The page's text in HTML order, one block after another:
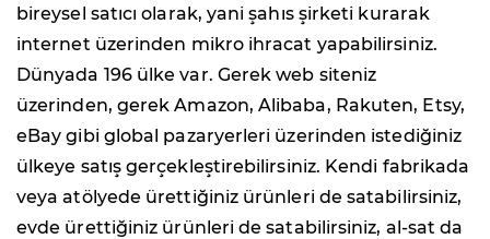
bireysel satıcı olarak, yani şahıs şirketi kurarak
internet üzerinden mikro ihracat yapabilirsiniz.
Dünyada 196 ülke var. Gerek web siteniz
üzerinden, gerek Amazon, Alibaba, Rakuten, Etsy,
eBay gibi global pazaryerleri üzerinden istediğiniz
ülkeye satış gerçekleştirebilirsiniz. Kendi fabrikada
veya atölyede ürettiğiniz ürünleri de satabilirsiniz,
evde ürettiğiniz ürünleri de satabilirsiniz, al-sat da